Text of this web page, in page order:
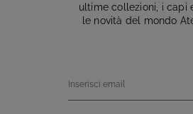
ultime collezioni, i capi
le novità del mondo
Inserisci email